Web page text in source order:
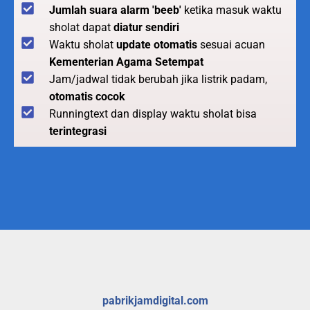
Jumlah suara alarm 'beeb' ketika masuk waktu
sholat dapat diatur sendiri
Waktu sholat update otomatis sesuai acuan
Kementerian Agama Setempat
Jam/jadwal tidak berubah jika listrik padam,
otomatis cocok
Runningtext dan display waktu sholat bisa
terintegrasi
pabrikjamdigital.com